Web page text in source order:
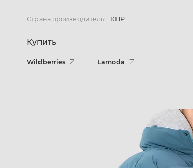
Страна производитель: КНР
Купить
Wildberries Lamoda